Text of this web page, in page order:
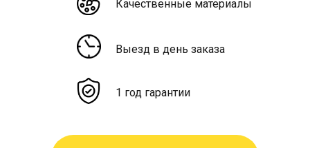
Выезд в день заказа
Качественные материалы
1 год гарантии